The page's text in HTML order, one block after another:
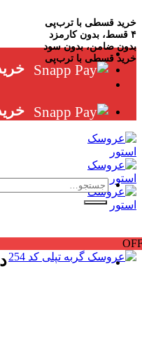
خرید قسطی با ترب‌پی
۴ قسط، بدون کارمزد
بدون ضامن، بدون سود
خرید قسطی با ترب‌پی
Skip
to
content
جستجو
برای: